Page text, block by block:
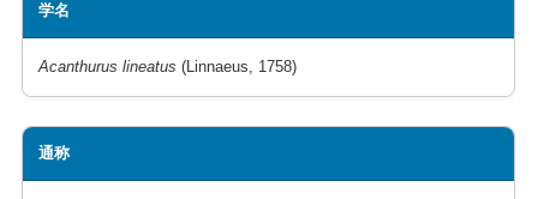
学名
Acanthurus lineatus (Linnaeus, 1758)
通称